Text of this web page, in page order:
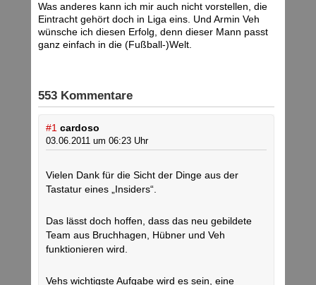
Was anderes kann ich mir auch nicht vorstellen, die
Eintracht gehört doch in Liga eins. Und Armin Veh
wünsche ich diesen Erfolg, denn dieser Mann passt
ganz einfach in die (Fußball-)Welt.
553 Kommentare
#1 cardoso
03.06.2011 um 06:23 Uhr
Vielen Dank für die Sicht der Dinge aus der
Tastatur eines „Insiders“.
Das lässt doch hoffen, dass das neu gebildete
Team aus Bruchhagen, Hübner und Veh
funktionieren wird.
Vehs wichtigste Aufgabe wird es sein, eine